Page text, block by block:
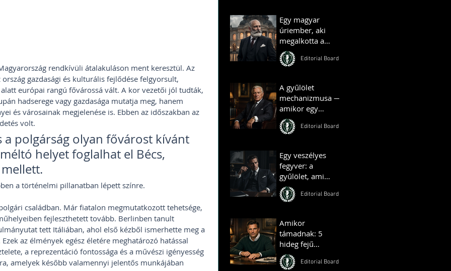
rendkívüli átalakuláson ment keresztül. Az
gazdasági és kulturális fejlődése felgyorsult,
európai rangú fővárossá vált. A kor vezetői jól tudták,
hadserege vagy gazdasága mutatja meg, hanem
és városainak megjelenése is. Ebben az időszakban az
volt.
a polgárság olyan fővárost kívánt
helyet foglalhat el Bécs,
a történelmi pillanatban lépett színre.
családban. Már fiatalon megmutatkozott tehetsége,
fejleszthetett tovább. Berlinben tanult
tett Itáliában, ahol első kézből ismerhette meg a
az élmények egész életére meghatározó hatással
a reprezentáció fontossága és a művészi igényesség
amelyek később valamennyi jelentős munkájában
Egy magyar
úriember, aki
megalkotta a
királyok
Budapestjét –
Alajos története
Editorial Board
A gyűlölet
mechanizmusa —
amikor egy
társadalom
önmaga ellen
Editorial Board
Egy veszélyes
fegyver: a
gyűlölet, ami
bárkit egy
táborba terel
Editorial Board
Amikor
támadnak: 5
hideg fejű
reakció, ami
azonnal föléd
Editorial Board